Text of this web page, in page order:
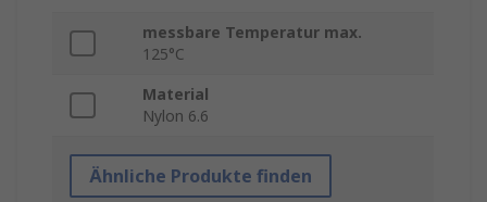
messbare Temperatur max.
125°C
Material
Nylon 6.6
Ähnliche Produkte finden